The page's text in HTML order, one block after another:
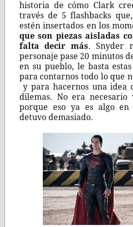
historia de cómo Clark
través de 5 flashbacks
estén insertados en los
que son piezas aisladas
falta decir más. Snyder
personaje pase 20 minutos
en su pueblo, le basta
para contarnos todo lo que
y para hacernos una idea
dilemas. No era
porque eso ya es algo
detuvo demasiado.